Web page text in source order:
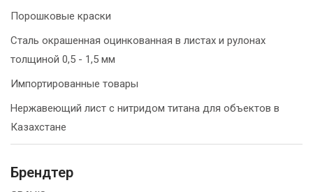
Порошковые краски
Сталь окрашенная оцинкованная в листах и рулонах
толщиной 0,5 - 1,5 мм
Импортированные товары
Нержавеющий лист с нитридом титана для объектов в
Казахстане
Брендтер